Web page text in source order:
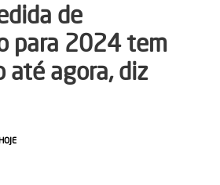
de
para 2024 tem
até agora, diz